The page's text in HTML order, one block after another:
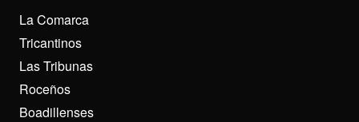
La Comarca
Tricantinos
Las Tribunas
Roceños
Boadillenses